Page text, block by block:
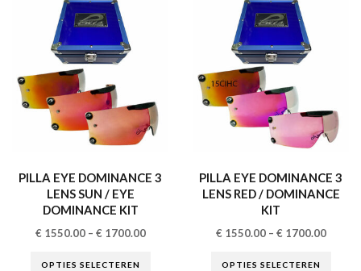
PILLA EYE DOMINANCE 3
LENS SUN / EYE
DOMINANCE KIT
€1550.00– €1700.00
OPTIES SELECTEREN
PILLA EYE DOMINANCE 3
LENS RED / DOMINANCE
KIT
€1550.00– €1700.00
OPTIES SELECTEREN